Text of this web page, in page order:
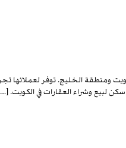
ومنطقة الخليج. توفر لعملائها
لبيع وشراء العقارات في الكويت.